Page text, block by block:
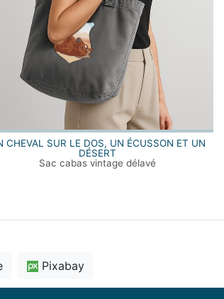
CHEVAL SUR LE DOS, UN ÉCUSSON ET UN
DÉSERT
Sac cabas vintage délavé
Pixabay